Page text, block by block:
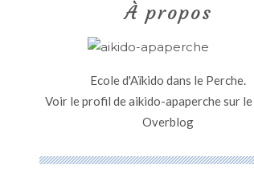
À propos
Ecole d'Aïkido dans le Perche.
Voir le profil deaikido-apaperchesur
Overblog